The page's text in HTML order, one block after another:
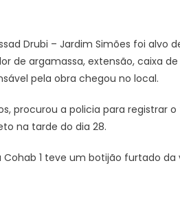
Drubi – Jardim Simões foi alvo
de argamassa, extensão, caixa
pela obra chegou no local.
procurou a policia para registrar
na tarde do dia 28.
Cohab 1 teve um botijão furtado